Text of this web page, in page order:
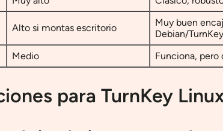
Alto si montas escritorio
Muy buen
Debian/
Medio Funciona, pero
para TurnKey